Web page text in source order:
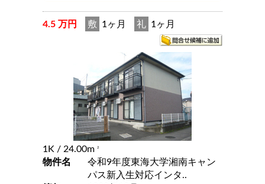
4.5 万円 敷 1ヶ月 礼 1ヶ月
1K / 24.00m 2
物件名
令和9年度東海大学湘南キャン
パス新入生対応インタ..